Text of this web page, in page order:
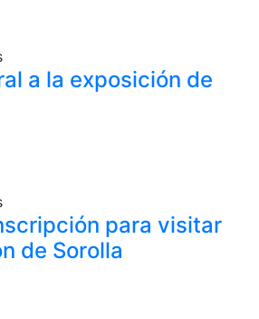
Inspirational Talks
Sociales
a la exposición de
para visitar
de Sorolla